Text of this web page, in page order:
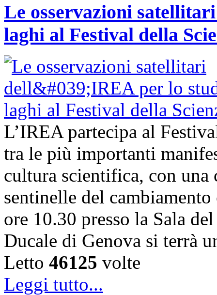
Le osservazioni
laghi al Festival della
L’IREA partecipa al
tra le più importanti
cultura scientifica, con
sentinelle del
ore 10.30 presso la Sala
Ducale di Genova si terrà
Letto 46125 volte
Leggi tutto...